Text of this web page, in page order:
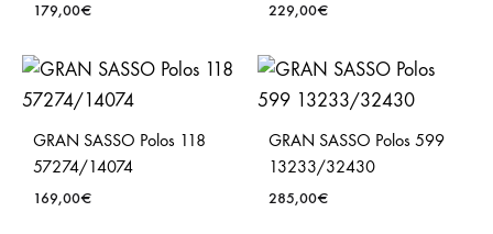
179,00€ 229,00€
GRAN SASSO Polos 118
57274/14074
169,00€
GRAN SASSO Polos 599
13233/32430
285,00€